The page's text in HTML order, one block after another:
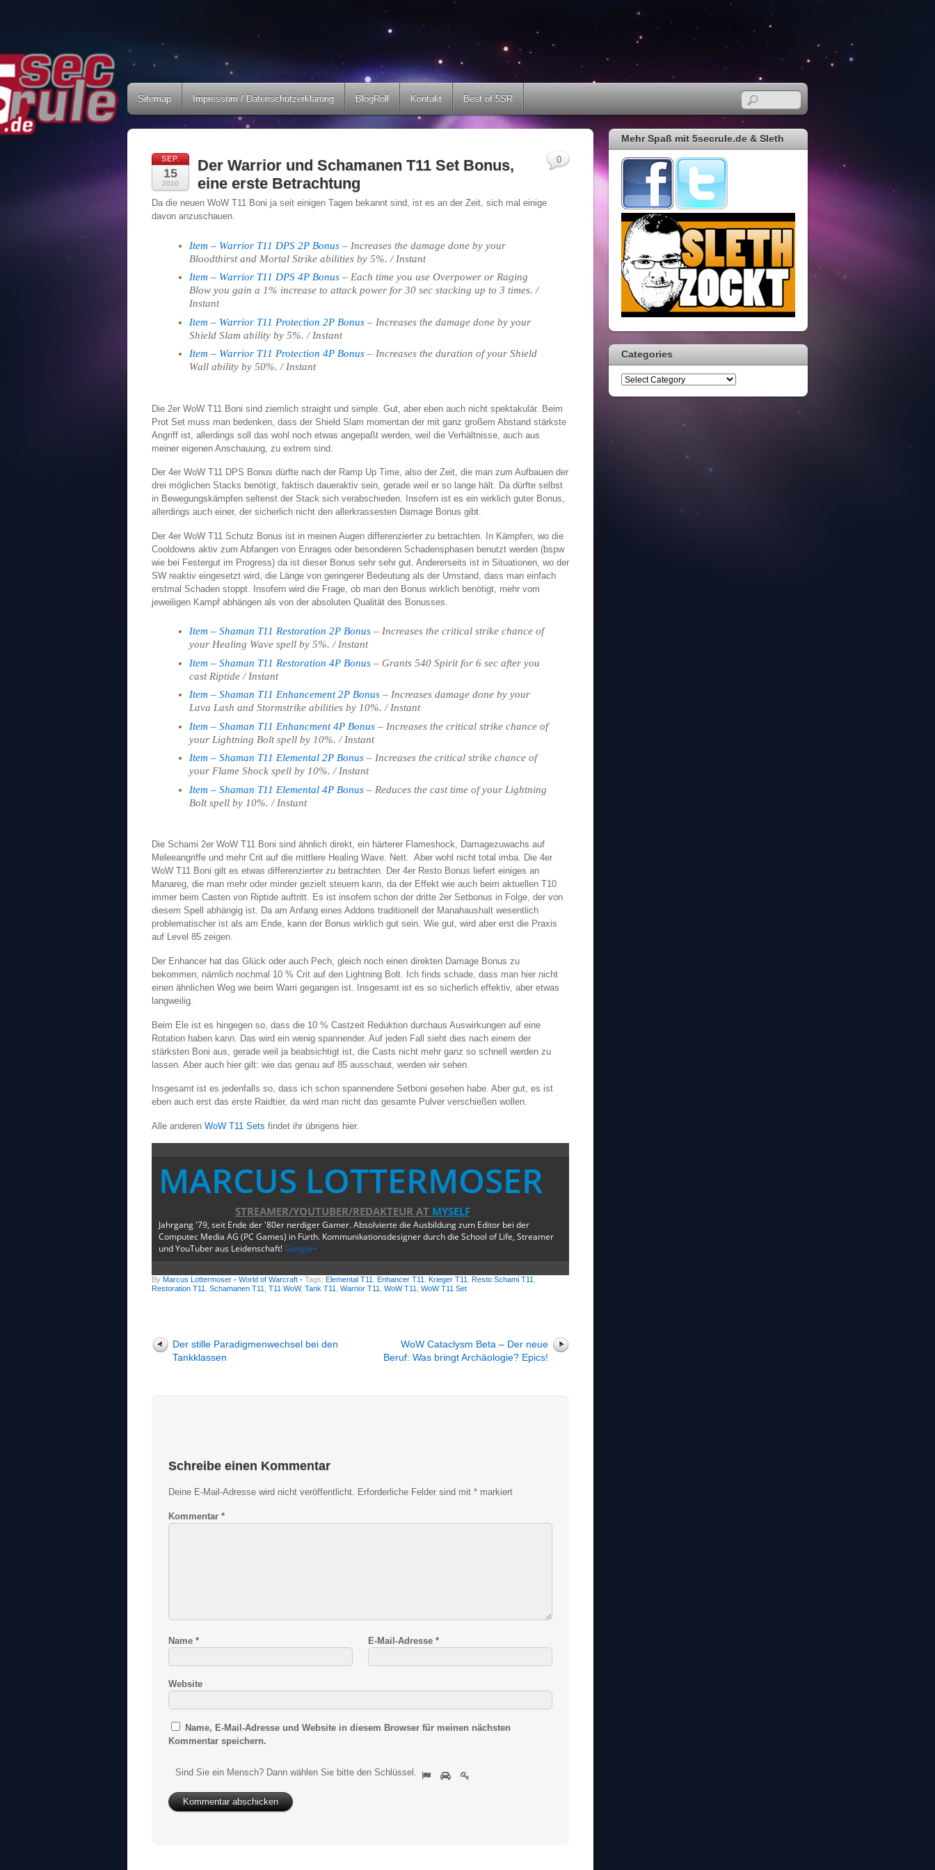
Sitemap Impressum / Datenschutzerklärung BlogRoll Kontakt Best of 5SR
SEP.
15
2010
Der Warrior und Schamanen T11 Set Bonus,
eine erste Betrachtung
Da die neuen WoW T11 Boni ja seit einigen Tagen bekannt sind, ist es an der Zeit, sich mal einige
davon anzuschauen.
Item – Warrior T11 DPS 2P Bonus – Increases the damage done by your
Bloodthirst and Mortal Strike abilities by 5%. / Instant
Item – Warrior T11 DPS 4P Bonus – Each time you use Overpower or Raging
Blow you gain a 1% increase to attack power for 30 sec stacking up to 3 times. /
Instant
Item – Warrior T11 Protection 2P Bonus – Increases the damage done by your
Shield Slam ability by 5%. / Instant
Item – Warrior T11 Protection 4P Bonus – Increases the duration of your Shield
Wall ability by 50%. / Instant
Die 2er WoW T11 Boni sind ziemlich straight und simple. Gut, aber eben auch nicht spektakulär. Beim
Prot Set muss man bedenken, dass der Shield Slam momentan der mit ganz großem Abstand stärkste
Angriff ist, allerdings soll das wohl noch etwas angepaßt werden, weil die Verhältnisse, auch aus
meiner eigenen Anschauung, zu extrem sind.
Der 4er WoW T11 DPS Bonus dürfte nach der Ramp Up Time, also der Zeit, die man zum Aufbauen der
drei möglichen Stacks benötigt, faktisch daueraktiv sein, gerade weil er so lange hält. Da dürfte selbst
in Bewegungskämpfen seltenst der Stack sich verabschieden. Insofern ist es ein wirklich guter Bonus,
allerdings auch einer, der sicherlich nicht den allerkrassesten Damage Bonus gibt.
Der 4er WoW T11 Schutz Bonus ist in meinen Augen differenzierter zu betrachten. In Kämpfen, wo die
Cooldowns aktiv zum Abfangen von Enrages oder besonderen Schadensphasen benutzt werden (bspw
wie bei Festergut im Progress) da ist dieser Bonus sehr sehr gut. Andererseits ist in Situationen, wo der
SW reaktiv eingesetzt wird, die Länge von geringerer Bedeutung als der Umstand, dass man einfach
erstmal Schaden stoppt. Insofern wird die Frage, ob man den Bonus wirklich benötigt, mehr vom
jeweiligen Kampf abhängen als von der absoluten Qualität des Bonusses.
Item – Shaman T11 Restoration 2P Bonus – Increases the critical strike chance of
your Healing Wave spell by 5%. / Instant
Item – Shaman T11 Restoration 4P Bonus – Grants 540 Spirit for 6 sec after you
cast Riptide / Instant
Item – Shaman T11 Enhancement 2P Bonus – Increases damage done by your
Lava Lash and Stormstrike abilities by 10%. / Instant
Item – Shaman T11 Enhancment 4P Bonus – Increases the critical strike chance of
your Lightning Bolt spell by 10%. / Instant
Item – Shaman T11 Elemental 2P Bonus – Increases the critical strike chance of
your Flame Shock spell by 10%. / Instant
Item – Shaman T11 Elemental 4P Bonus – Reduces the cast time of your Lightning
Bolt spell by 10%. / Instant
Die Schami 2er WoW T11 Boni sind ähnlich direkt, ein härterer Flameshock, Damagezuwachs auf
Meleeangriffe und mehr Crit auf die mittlere Healing Wave. Nett. Aber wohl nicht total imba. Die 4er
WoW T11 Boni gilt es etwas differenzierter zu betrachten. Der 4er Resto Bonus liefert einiges an
Manareg, die man mehr oder minder gezielt steuern kann, da der Effekt wie auch beim aktuellen T10
immer beim Casten von Riptide auftritt. Es ist insofern schon der dritte 2er Setbonus in Folge, der von
diesem Spell abhängig ist. Da am Anfang eines Addons traditionell der Manahaushalt wesentlich
problematischer ist als am Ende, kann der Bonus wirklich gut sein. Wie gut, wird aber erst die Praxis
auf Level 85 zeigen.
Der Enhancer hat das Glück oder auch Pech, gleich noch einen direkten Damage Bonus zu
bekommen, nämlich nochmal 10 % Crit auf den Lightning Bolt. Ich finds schade, dass man hier nicht
einen ähnlichen Weg wie beim Warri gegangen ist. Insgesamt ist es so sicherlich effektiv, aber etwas
langweilig.
Beim Ele ist es hingegen so, dass die 10 % Castzeit Reduktion durchaus Auswirkungen auf eine
Rotation haben kann. Das wird ein wenig spannender. Auf jeden Fall sieht dies nach einem der
stärksten Boni aus, gerade weil ja beabsichtigt ist, die Casts nicht mehr ganz so schnell werden zu
lassen. Aber auch hier gilt: wie das genau auf 85 ausschaut, werden wir sehen.
Insgesamt ist es jedenfalls so, dass ich schon spannendere Setboni gesehen habe. Aber gut, es ist
eben auch erst das erste Raidtier, da wird man nicht das gesamte Pulver verschießen wollen.
Alle anderen WoW T11 Sets findet ihr übrigens hier.
MARCUS LOTTERMOSER
STREAMER/YOUTUBER/REDAKTEUR AT MYSELF
Jahrgang '79, seit Ende der '80er nerdiger Gamer. Absolvierte die Ausbildung zum Editor bei der
Computec Media AG (PC Games) in Fürth. Kommunikationsdesigner durch die School of Life, Streamer
und YouTuber aus Leidenschaft!Google+
By Marcus Lottermoser • World of Warcraft
0
• Tags: Elemental T11 Enhancer T11 Krieger T11 Resto Schami T11
Restoration T11
Schamanen T11 T11 WoW, Tank T11 Warrior T11 WoW T11 WoW T11 Set
Der stille Paradigmenwechsel bei den
Tankklassen
WoW Cataclysm Beta – Der neue
Beruf: Was bringt Archäologie? Epics!
Schreibe einen Kommentar
Deine E-Mail-Adresse wird nicht veröffentlicht. Erforderliche Felder sind mit * markiert
Kommentar *
Name * E-Mail-Adresse*
Website
Name, E-Mail-Adresse und Website in diesem Browser für meinen nächsten
Kommentar speichern.
Sind Sie ein Mensch? Dann wählen Sie bitte den Schlüssel
S
Mehr Spaß mit 5secrule.de & Sleth
Categories